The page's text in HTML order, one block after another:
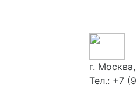
г.
Тел.: +7